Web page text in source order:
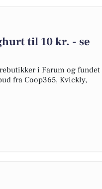
til 10 kr. - se
i Farum og fundet
fra Coop365, Kvickly,